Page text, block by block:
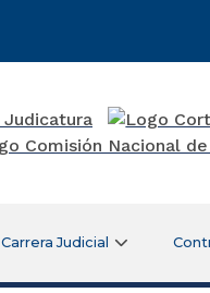
Carrera Judicial